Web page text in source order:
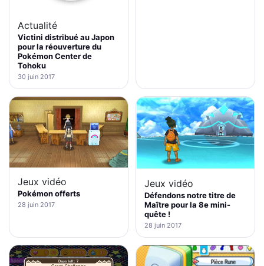
Actualité
Victini distribué au Japon
pour la réouverture du
Pokémon Center de
Tohoku
30 juin 2017
Jeux vidéo
Pokémon offerts
28 juin 2017
Jeux vidéo
Défendons notre titre de
Maître pour la 8e mini-
quête !
28 juin 2017